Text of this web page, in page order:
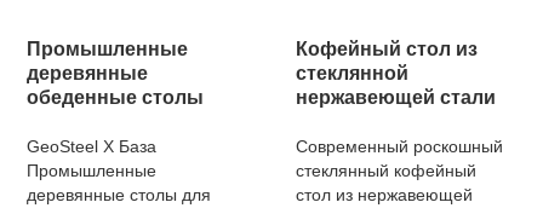
Промышленные
деревянные
обеденные столы
GeoSteel X База
Промышленные
деревянные столы для
Кофейный стол из
стеклянной
нержавеющей стали
Современный роскошный
стеклянный кофейный
стол из нержавеющей